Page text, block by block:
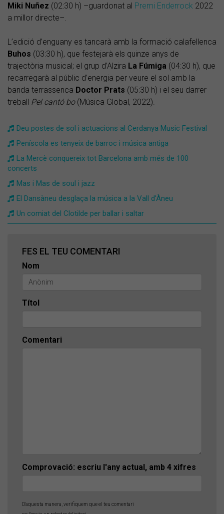
Miki Nuñez (02:30 h) –guardonat al Premi Enderrock 2022
a millor directe–.
L’edició d’enguany es tancarà amb la formació calafellenca
Buhos (03:30 h), que festejarà els quinze anys de
trajectòria musical; el grup d’Alzira La Fúmiga (04:30 h), que
recarregarà al públic d’energia per veure el sol amb la
banda terrassenca Doctor Prats (05:30 h) i el seu darrer
treball Pel cantó bo(Música Global, 2022).
Deu postes de sol i actuacions al Cerdanya Music Festival
Peníscola es tenyeix de barroc i música antiga
La Mercè conquereix tot Barcelona amb més de 100
concerts
Mas i Mas de soul i jazz
El Dansàneu desglaça la música a la Vall d'Àneu
Un comiat del Clotilde per ballar i saltar
FES EL TEU COMENTARI
Nom
Títol
Comentari
Comprovació: escriu l'any actual, amb 4 xifres
D'aquesta manera, verifiquem que el teu comentari